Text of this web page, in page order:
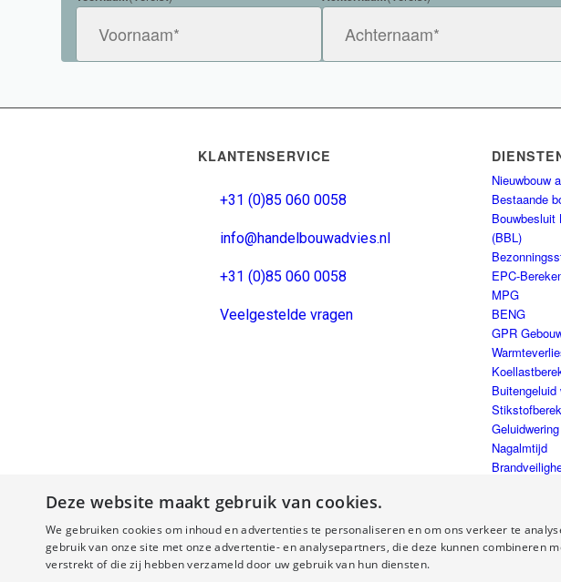
KLANTENSERVICE
+31 (0)85 060 0058
info@handelbouwadvies.nl
+31 (0)85 060 0058
Veelgestelde vragen
Nieuwbouw
Bestaande
Bouwbesluit
(BBL)
EPC-
MPG
BENG
GPR
Buitengeluid
Nagalmtijd
Deze website maakt gebruik van cookies.
We gebruiken cookies om inhoud en advertenties te personaliseren en om ons verkeer te
gebruik van onze site met onze advertentie- en analysepartners, die deze kunnen combineren
verstrekt of die zij hebben verzameld door uw gebruik van hun diensten.